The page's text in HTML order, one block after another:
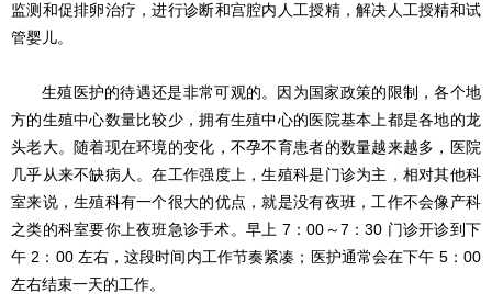
监测和促排卵治疗，进行诊断和宫腔内人工授精，解决人工授精和试
管婴儿。
生殖医护的待遇还是非常可观的。因为国家政策的限制，各个地
方的生殖中心数量比较少，拥有生殖中心的医院基本上都是各地的龙
头老大。随着现在环境的变化，不孕不育患者的数量越来越多，医院
几乎从来不缺病人。在工作强度上，生殖科是门诊为主，相对其他科
室来说，生殖科有一个很大的优点，就是没有夜班，工作不会像产科
之类的科室要你上夜班急诊手术。早上 7：00～7：30 门诊开诊到下
午 2：00 左右，这段时间内工作节奏紧凑；医护通常会在下午 5：00
左右结束一天的工作。